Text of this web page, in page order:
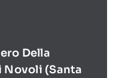
Della
Novoli (Santa